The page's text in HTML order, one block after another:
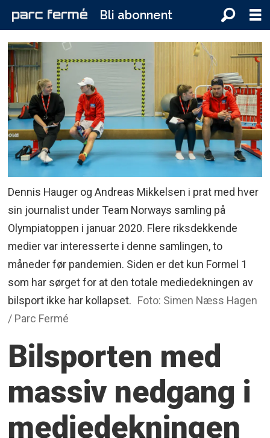
Bli abonnent
Dennis Hauger og Andreas Mikkelsen i prat med hver
sin journalist under Team Norways samling på
Olympiatoppen i januar 2020. Flere riksdekkende
medier var interesserte i denne samlingen, to
måneder før pandemien. Siden er det kun Formel 1
som har sørget for at den totale mediedekningen av
bilsport ikke har kollapset. Foto: Simen Næss Hagen
/ Parc Fermé
Bilsporten med
massiv nedgang i
mediedekningen